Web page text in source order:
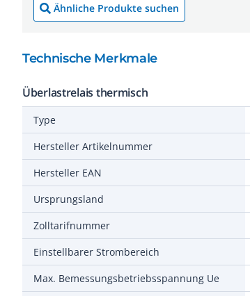
Ähnliche Produkte suchen
Technische Merkmale
Überlastrelais thermisch
Type
Hersteller Artikelnummer
Hersteller EAN
Ursprungsland
Zolltarifnummer
Einstellbarer Strombereich
Max. Bemessungsbetriebsspannung Ue